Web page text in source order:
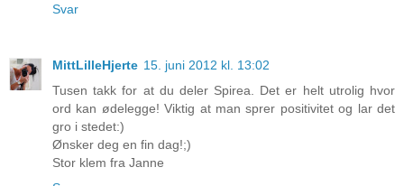
Svar
MittLilleHjerte 15. juni 2012 kl. 13:02
Tusen takk for at du deler Spirea. Det er helt utrolig hvor
ord kan ødelegge! Viktig at man sprer positivitet og lar det
gro i stedet:)
Ønsker deg en fin dag!;)
Stor klem fra Janne